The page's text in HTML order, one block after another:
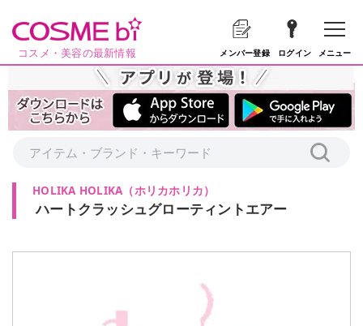
コスメ・美容の最新情報 メンバー登録 ログイン メニュー
HOLIKA HOLIKA（ホリカホリカ）
ハートクラッシュグローティントエアー